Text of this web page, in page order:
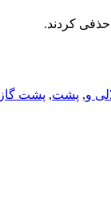
کردند.
, پشت, پشت گاز